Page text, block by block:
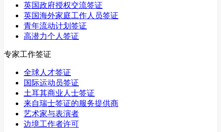
英国政府授权交流签证
英国海外家庭工作人员签证
青年流动计划签证
高潜力个人签证
专家工作签证
全球人才签证
国际运动员签证
土耳其商业人士签证
来自瑞士签证的服务提供商
艺术家与表演者
边境工作者许可